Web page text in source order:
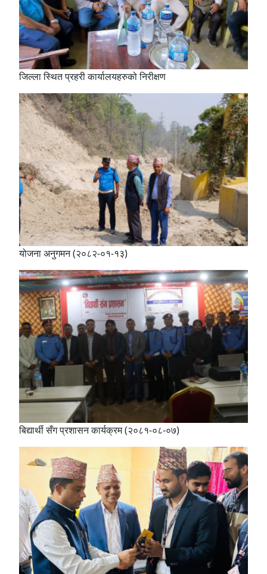
जिल्ला स्थित प्रहरी कार्यालयहरुको निरीक्षण
योजना अनुगमन (२०८२-०१-१३)
बिद्यार्थी सँग प्रशासन कार्यक्रम (२०८१-०८-०७)